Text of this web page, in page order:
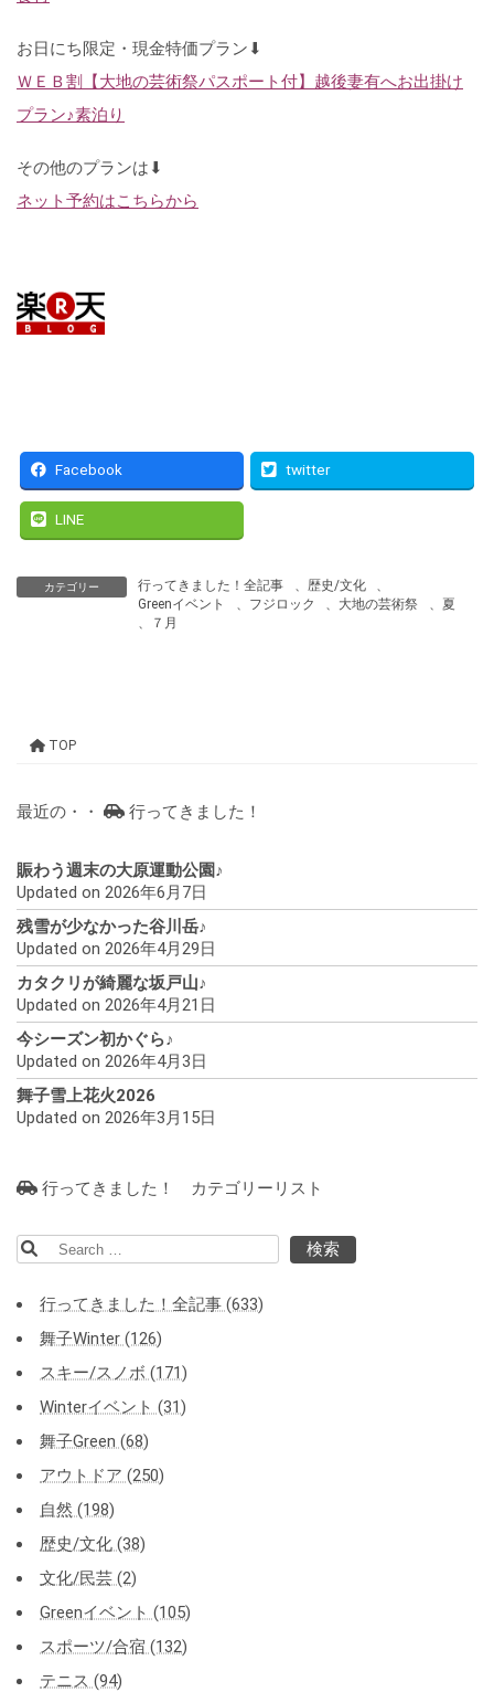
お日にち限定・現金特価プラン⬇
ＷＥＢ割【大地の芸術祭パスポート付】越後妻有へお出掛け
プラン♪素泊り
その他のプランは⬇
ネット予約はこちらから
Facebook twitter
LINE
カテゴリー 行ってきました！全記事 、 歴史/文化
、
Greenイベント
、 フジロック 、 大地の芸術祭 、 夏
、
７月
TOP
最近の・・ 行ってきました！
賑わう週末の大原運動公園♪
Updated on 2026年6月7日
残雪が少なかった谷川岳♪
Updated on 2026年4月29日
カタクリが綺麗な坂戸山♪
Updated on 2026年4月21日
今シーズン初かぐら♪
Updated on 2026年4月3日
舞子雪上花火2026
Updated on 2026年3月15日
行ってきました！ カテゴリーリスト
索:
行ってきました！全記事 (633)
舞子Winter (126)
スキー/スノボ (171)
Winterイベント (31)
舞子Green (68)
アウトドア (250)
自然 (198)
歴史/文化 (38)
文化/民芸 (2)
Greenイベント (105)
スポーツ/合宿 (132)
テニス (94)